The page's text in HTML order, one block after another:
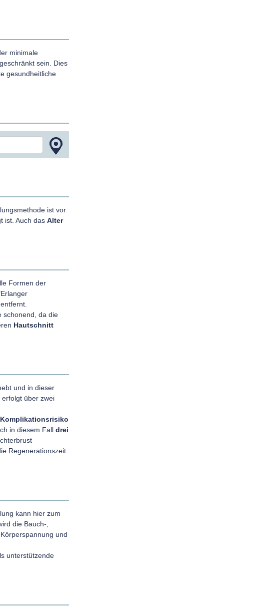
minimale
sein. Dies
gesundheitliche
ist vor
ist. Auch das Alter
Formen der
schonend, da die
Hautschnitt
und in dieser
über zwei
in diesem Fall drei
Regenerationszeit
kann hier zum
die Bauch-,
und
unterstützende